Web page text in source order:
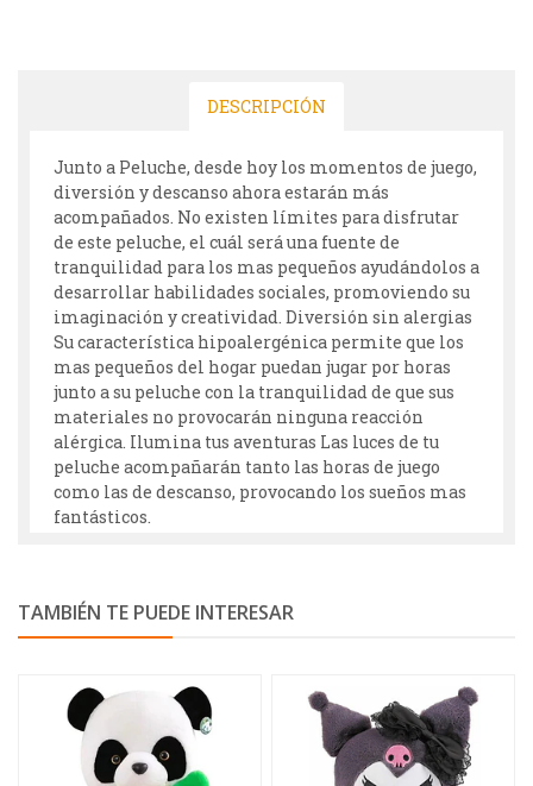
DESCRIPCIÓN
Junto a Peluche, desde hoy los momentos de juego,
diversión y descanso ahora estarán más
acompañados. No existen límites para disfrutar
de este peluche, el cuál será una fuente de
tranquilidad para los mas pequeños ayudándolos a
desarrollar habilidades sociales, promoviendo su
imaginación y creatividad. Diversión sin alergias
Su característica hipoalergénica permite que los
mas pequeños del hogar puedan jugar por horas
junto a su peluche con la tranquilidad de que sus
materiales no provocarán ninguna reacción
alérgica. Ilumina tus aventuras Las luces de tu
peluche acompañarán tanto las horas de juego
como las de descanso, provocando los sueños mas
fantásticos.
TAMBIÉN TE PUEDE INTERESAR